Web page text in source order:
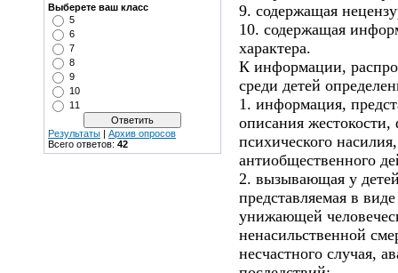
Выберете ваш класс
5
6
7
8
9
10
11
Результаты | Архив опросов
Всего ответов: 42
9. содержащая
10. содержащая
характера.
К информации,
среди детей
1. информация,
описания
психического
антиобщественного
2. вызывающая у
представляемая в
унижающей
ненасильственной
несчастного случая,